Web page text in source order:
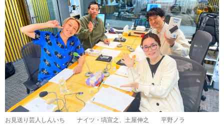
お見送り芸人しんいち ナイツ・塙宣之、土屋伸之 平野ノラ